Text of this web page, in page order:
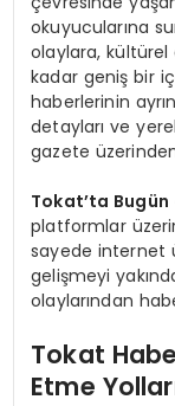
okuyucularına
olaylara,
kadar geniş bir
haberlerinin
detayları ve
gazete
Tokat’ta Bugün
platformlar
sayede internet
gelişmeyi
olaylarından
Tokat
Etme